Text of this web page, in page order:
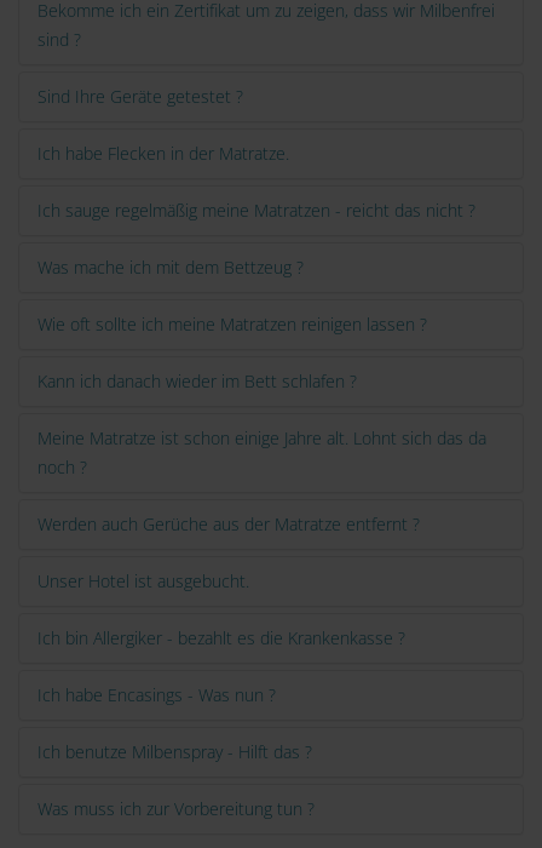
Bekomme ich ein Zertifikat um zu zeigen, dass wir Milbenfrei
sind ?
Sind Ihre Geräte getestet ?
Ich habe Flecken in der Matratze.
Ich sauge regelmäßig meine Matratzen - reicht das nicht ?
Was mache ich mit dem Bettzeug ?
Wie oft sollte ich meine Matratzen reinigen lassen ?
Kann ich danach wieder im Bett schlafen ?
Meine Matratze ist schon einige Jahre alt. Lohnt sich das da
noch ?
Werden auch Gerüche aus der Matratze entfernt ?
Unser Hotel ist ausgebucht.
Ich bin Allergiker - bezahlt es die Krankenkasse ?
Ich habe Encasings - Was nun ?
Ich benutze Milbenspray - Hilft das ?
Was muss ich zur Vorbereitung tun ?